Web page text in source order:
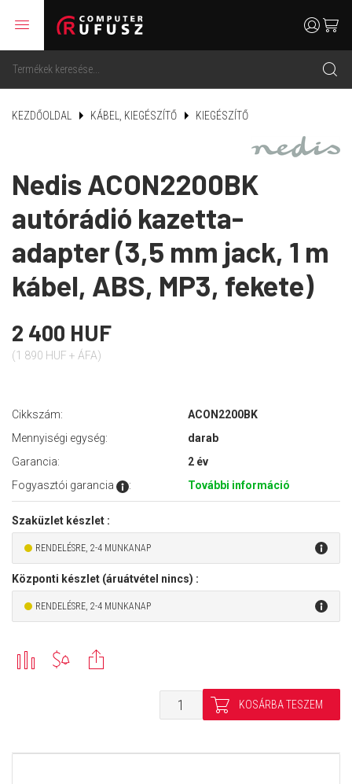
menu
search
usercart
KEZDŐOLDAL KÁBEL, KIEGÉSZÍTŐ KIEGÉSZÍTŐ
Nedis ACON2200BK
autórádió kazetta-
adapter (3,5 mm jack, 1 m
kábel, ABS, MP3, fekete)
2 400 HUF
(1 890 HUF + ÁFA)
Cikkszám:
ACON2200BK
Mennyiségi egység:
darab
Garancia:
2 év
Fogyasztói garancia
: További információ
Szaküzlet készlet :
RENDELÉSRE, 2-4 MUNKANAP
Központi készlet (áruátvétel nincs) :
RENDELÉSRE, 2-4 MUNKANAP